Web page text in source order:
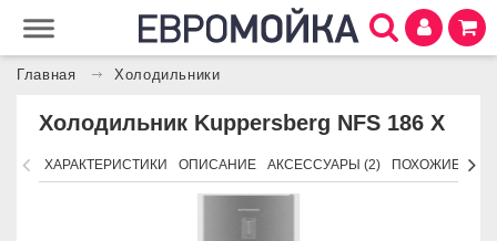
Главная Холодильники
Холодильник Kuppersberg NFS 186 X
ХАРАКТЕРИСТИКИ ОПИСАНИЕ АКСЕССУАРЫ (2) ПОХОЖИЕ